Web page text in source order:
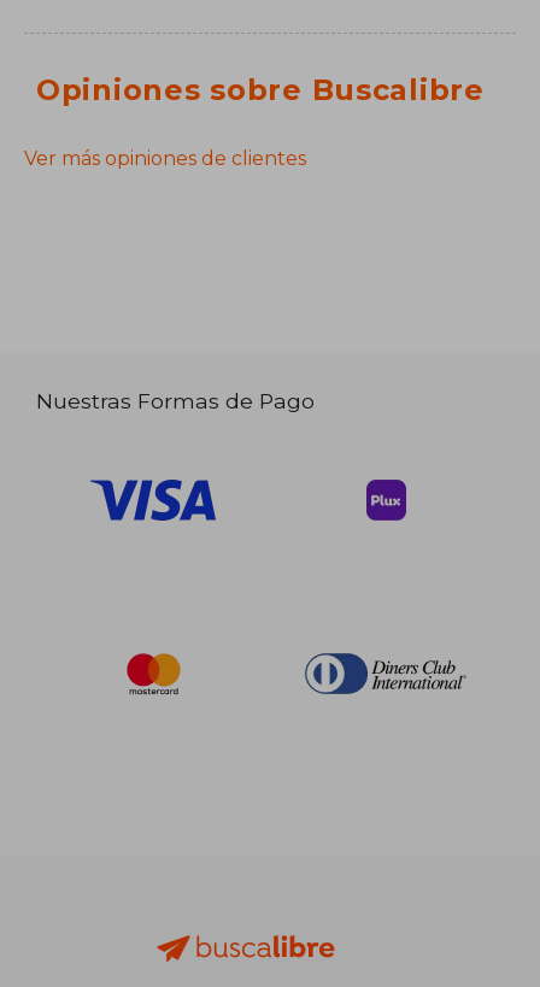
Opiniones sobre Buscalibre
Ver más opiniones de clientes
Nuestras Formas de Pago